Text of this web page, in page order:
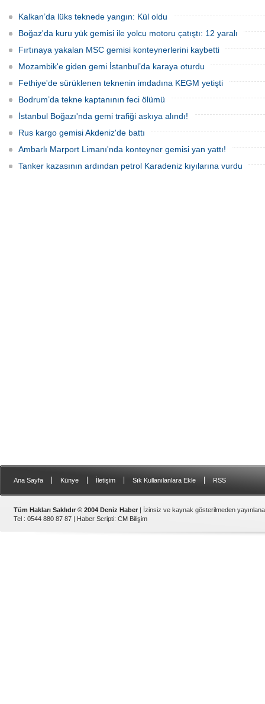
kurtarma çalışmaları sürüyor.
dönemedi.
Kalkan’da lüks teknede yangın: Kül oldu
Boğaz'da kuru yük gemisi ile yolcu motoru çatıştı: 12 yaralı
Fırtınaya yakalan MSC gemisi konteynerlerini kaybetti
Mozambik'e giden gemi İstanbul’da karaya oturdu
Fethiye'de sürüklenen teknenin imdadına KEGM yetişti
Bodrum’da tekne kaptanının feci ölümü
İstanbul Boğazı'nda gemi trafiği askıya alındı!
Rus kargo gemisi Akdeniz'de battı
Ambarlı Marport Limanı'nda konteyner gemisi yan yattı!
Tanker kazasının ardından petrol Karadeniz kıyılarına vurdu
Ana Sayfa Künye İletişim Sık Kullanılanlara Ekle RSS
Tüm Hakları Saklıdır © 2004 Deniz Haber | İzinsiz ve kaynak gösterilmeden
Tel : 0544 880 87 87 | Haber Scripti: CM Bilişim